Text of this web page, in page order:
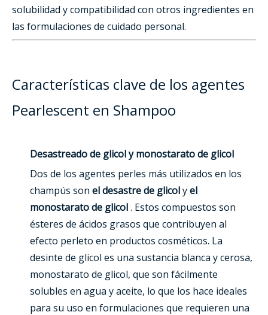
solubilidad y compatibilidad con otros ingredientes en
las formulaciones de cuidado personal.
Características clave de los agentes
Pearlescent en Shampoo
Desastreado de glicol y monostarato de glicol
Dos de los agentes perles más utilizados en los
champús son el desastre de glicolyel
monostarato de glicol. Estos compuestos son
ésteres de ácidos grasos que contribuyen al
efecto perleto en productos cosméticos. La
desinte de glicol es una sustancia blanca y cerosa,
monostarato de glicol, que son fácilmente
solubles en agua y aceite, lo que los hace ideales
para su uso en formulaciones que requieren una